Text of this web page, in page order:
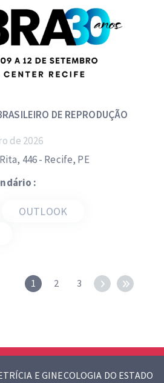
DE REPRODUÇÃO
de 2026
446 - Recife, PE
:
OUTLOOK
1 2 3
E GINECOLOGIA DO ESTADO